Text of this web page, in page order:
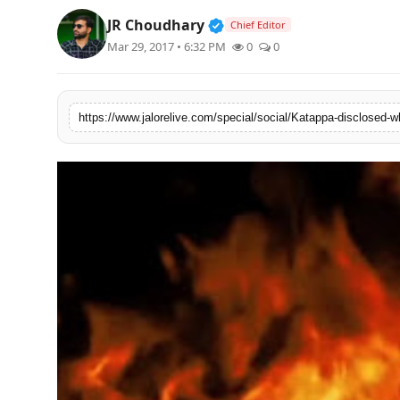
लाइफस्टाइल JR Choudhary Verified Public Figure •
Chief Editor
Mar 29, 2017 • 6:32 PM 0 0
https://www.jalorelive.com/special/social/Katappa-disclosed-